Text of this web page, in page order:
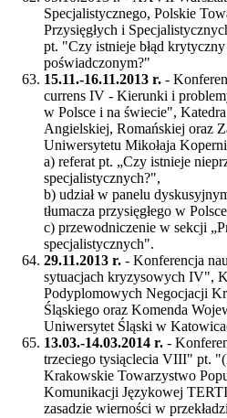
Specjalistycznego, Polskie
Przysięgłych i
pt. "Czy istnieje błąd krytyczny
poświadczonym?"
15.11.-16.11.2013 r. -
currens IV - Kierunki i
w Polsce i na świecie",
Angielskiej, Romańskiej oraz
Uniwersytetu Mikołaja
a) referat pt. „Czy istnieje
specjalistycznych?",
b) udział w panelu
tłumacza przysięgłego w
c) przewodniczenie w sekcji
specjalistycznych".
29.11.2013 r. - Konferencja
sytuacjach kryzysowych IV",
Podyplomowych Negocjacji
Śląskiego oraz Komenda
Uniwersytet Śląski w
13.03.-14.03.2014 r. -
trzeciego tysiąclecia VIII" pt.
Krakowskie Towarzystwo
Komunikacji Językowej
zasadzie wierności w